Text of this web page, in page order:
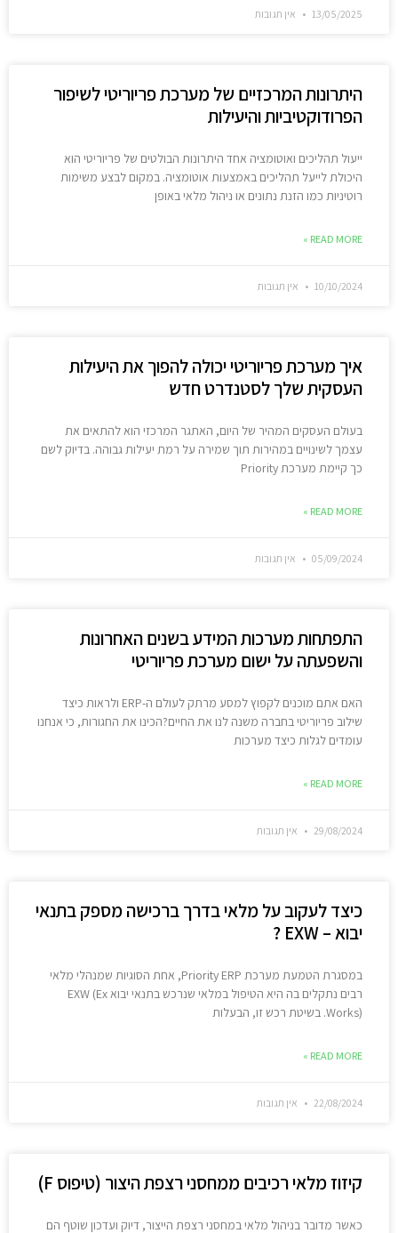
13/05/2025 אין תגובות
היתרונות המרכזיים של מערכת פריוריטי לשיפור
הפרודוקטיביות והיעילות
ייעול תהליכים ואוטומציה אחד היתרונות הבולטים של פריוריטי הוא
היכולת לייעל תהליכים באמצעות אוטומציה. במקום לבצע משימות
רוטיניות כמו הזנת נתונים או ניהול מלאי באופן
READ MORE »
10/10/2024 אין תגובות
איך מערכת פריוריטי יכולה להפוך את היעילות
העסקית שלך לסטנדרט חדש
בעולם העסקים המהיר של היום, האתגר המרכזי הוא להתאים את
עצמך לשינויים במהירות תוך שמירה על רמת יעילות גבוהה. בדיוק לשם
כך קיימת מערכת Priority
READ MORE »
05/09/2024 אין תגובות
התפתחות מערכות המידע בשנים האחרונות
והשפעתה על ישום מערכת פריוריטי
האם אתם מוכנים לקפוץ למסע מרתק לעולם ה-ERP ולראות כיצד
שילוב פריוריטי בחברה משנה לנו את החיים?הכינו את החגורות, כי אנחנו
עומדים לגלות כיצד מערכות
READ MORE »
29/08/2024 אין תגובות
כיצד לעקוב על מלאי בדרך ברכישה מספק בתנאי
יבוא – EXW ?
במסגרת הטמעת מערכת Priority ERP, אחת הסוגיות שמנהלי מלאי
רבים נתקלים בה היא הטיפול במלאי שנרכש בתנאי יבוא EXW (Ex
Works). בשיטת רכש זו, הבעלות
READ MORE »
22/08/2024 אין תגובות
קיזוז מלאי רכיבים ממחסני רצפת היצור (טיפוס F)
כאשר מדובר בניהול מלאי במחסני רצפת הייצור, דיוק ועדכון שוטף הם